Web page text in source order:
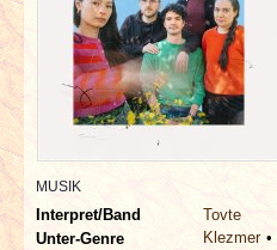
VERLOSUNGEN
INTERVIEWS
SPECIALS
REDAKTION
MUSIK
Interpret/Band
Tovte
Unter-Genre
Klezmer